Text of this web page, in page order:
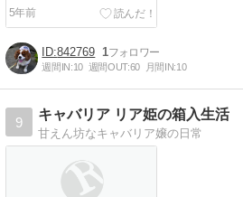
5年前
842769 1
週間IN:10 週間OUT:60 月間IN:10
9
キャバリア リア姫の箱入生活
甘えん坊なキャバリア嬢の日常